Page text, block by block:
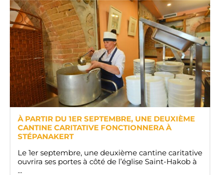
À PARTIR DU 1ER SEPTEMBRE, UNE DEUXIÈME
CANTINE CARITATIVE FONCTIONNERA À
STÉPANAKERT
Le 1er septembre, une deuxième cantine caritative
ouvrira ses portes à côté de l’église Saint-Hakob à
...